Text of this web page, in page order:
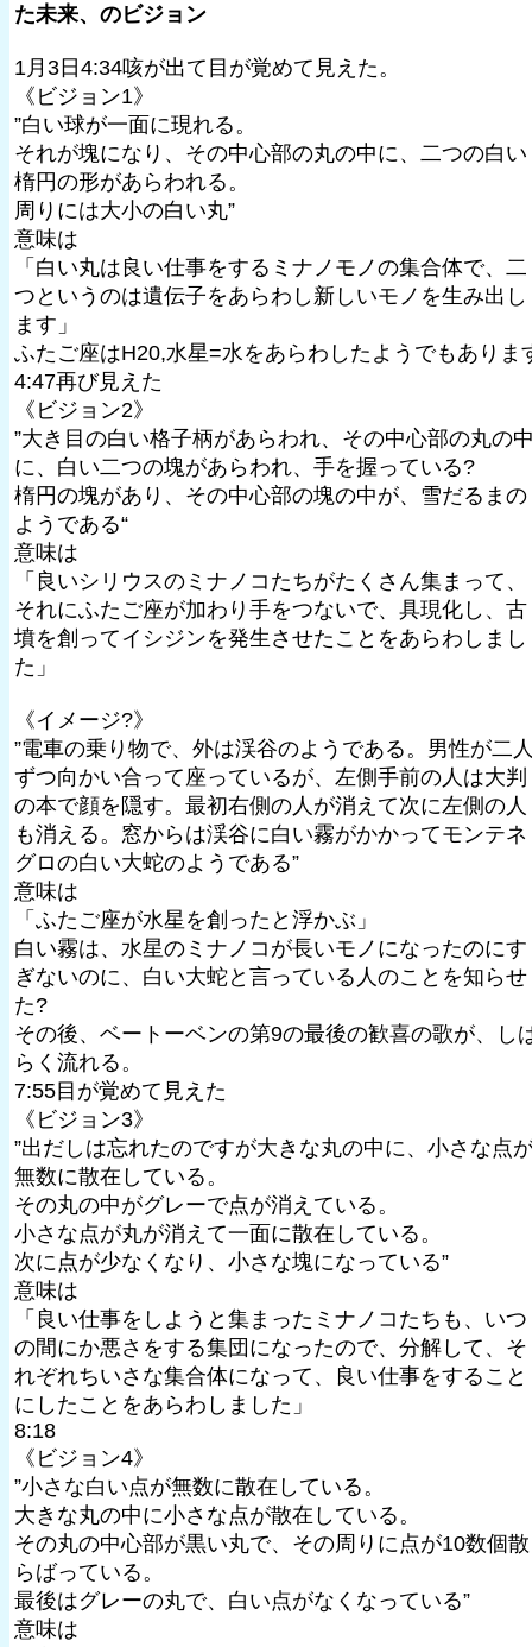
た未来、のビジョン
1月3日4:34咳が出て目が覚めて見えた。
《ビジョン1》
”白い球が一面に現れる。
それが塊になり、その中心部の丸の中に、二つの白い
楕円の形があらわれる。
周りには大小の白い丸”
意味は
「白い丸は良い仕事をするミナノモノの集合体で、二
つというのは遺伝子をあらわし新しいモノを生み出し
ます」
ふたご座はH20,水星=水をあらわしたようでもありま
4:47再び見えた
《ビジョン2》
”大き目の白い格子柄があらわれ、その中心部の丸の
に、白い二つの塊があらわれ、手を握っている?
楕円の塊があり、その中心部の塊の中が、雪だるまの
ようである“
意味は
「良いシリウスのミナノコたちがたくさん集まって、
それにふたご座が加わり手をつないで、具現化し、古
墳を創ってイシジンを発生させたことをあらわしまし
た」
《イメージ?》
”電車の乗り物で、外は渓谷のようである。男性が二
ずつ向かい合って座っているが、左側手前の人は大判
の本で顔を隠す。最初右側の人が消えて次に左側の人
も消える。窓からは渓谷に白い霧がかかってモンテネ
グロの白い大蛇のようである”
意味は
「ふたご座が水星を創ったと浮かぶ」
白い霧は、水星のミナノコが長いモノになったのにす
ぎないのに、白い大蛇と言っている人のことを知らせ
た?
その後、ベートーベンの第9の最後の歓喜の歌が、し
らく流れる。
7:55目が覚めて見えた
《ビジョン3》
”出だしは忘れたのですが大きな丸の中に、小さな点
無数に散在している。
その丸の中がグレーで点が消えている。
小さな点が丸が消えて一面に散在している。
次に点が少なくなり、小さな塊になっている”
意味は
「良い仕事をしようと集まったミナノコたちも、いつ
の間にか悪さをする集団になったので、分解して、そ
れぞれちいさな集合体になって、良い仕事をすること
にしたことをあらわしました」
8:18
《ビジョン4》
”小さな白い点が無数に散在している。
大きな丸の中に小さな点が散在している。
その丸の中心部が黒い丸で、その周りに点が10数個散
らばっている。
最後はグレーの丸で、白い点がなくなっている”
意味は